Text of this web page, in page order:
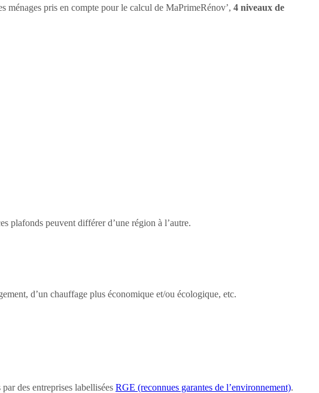
ménages pris en compte pour le calcul de MaPrimeRénov’, 4 niveaux de
plafonds peuvent différer d’une région à l’autre.
d’un chauffage plus économique et/ou écologique, etc.
des entreprises labellisées RGE (reconnues garantes de l’environnement).